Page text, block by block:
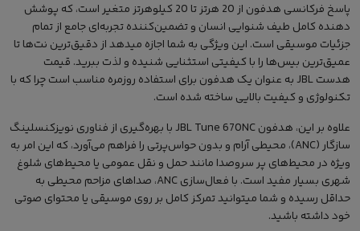
پاسخ فرکانسی هدفون از 20 هرتز تا 20 کیلوهرتز متغیر است، که پوشش
دهنده کامل طیف شنوایی انسان و تضمین‌کننده تجربه‌ای جامع از تمام
جزئیات موسیقی است. این ویژگی به شما اجازه میدهد از دقیق‌ترین نت‌ها تا
عمیق‌ترین بیس‌ها را با کیفیتی استثنایی شنیده و لذت ببرید. قیمت
هدست JBL به عنوان یک هدفون برای استفاده روزمره مناسب است چرا که با
تکنولوژی و کیفیت بالایی ساخته شده است.
علاوه بر این، هدفون JBL Tune 670NC با بهره‌گیری از فناوری نویزکنسلینگ
سازگار (ANC)، محیطی آرام و بدون حواس‌پرتی را فراهم می‌آورد، که این امر به
ویژه در محیط‌های پر سروصدا مانند حمل و نقل عمومی یا محیط‌های شلوغ
شهری بسیار مفید است. با فعال‌سازی ANC، صداهای مزاحم محیطی به
حداقل رسیده و شما میتوانید تمرکز کامل بر روی موسیقی یا محتوای صوتی
خود داشته باشید.